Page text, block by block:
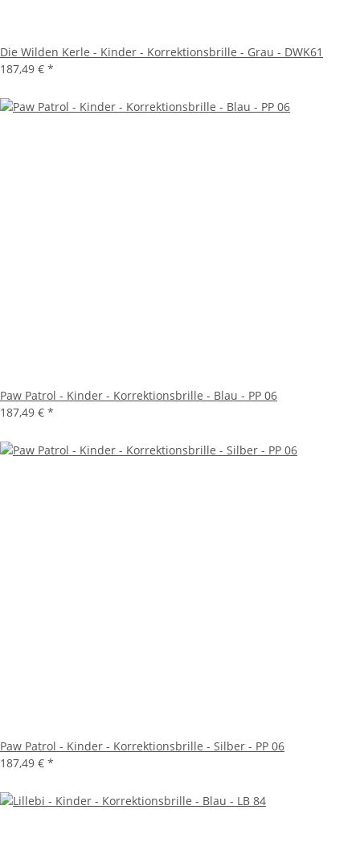
Die Wilden Kerle - Kinder - Korrektionsbrille - Grau - DWK61
187,49 € *
Paw Patrol - Kinder - Korrektionsbrille - Blau - PP 06
187,49 € *
Paw Patrol - Kinder - Korrektionsbrille - Silber - PP 06
187,49 € *